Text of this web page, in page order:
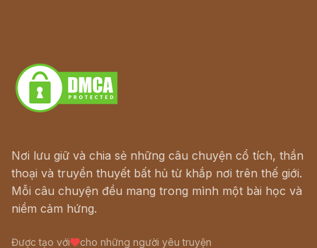
Nơi lưu giữ và chia sẻ những câu chuyện cổ tích, thần
thoại và truyền thuyết bất hủ từ khắp nơi trên thế giới.
Mỗi câu chuyện đều mang trong mình một bài học và
niềm cảm hứng.
Được tạo với cho những người yêu truyện